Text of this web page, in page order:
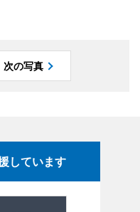
次の写真
しています